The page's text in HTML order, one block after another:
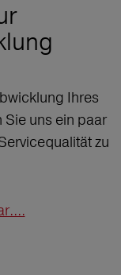
Ihres
uns ein paar
zu